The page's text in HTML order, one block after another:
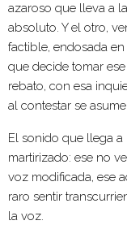
azaroso que lleva a
absoluto. Y el otro,
factible, endosada
que decide tomar
rebato, con esa
al contestar se
El sonido que llega
martirizado: ese no
voz modificada, ese
raro sentir
la voz.